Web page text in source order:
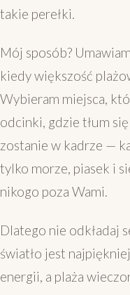
takie perełki.
Mój sposób?
kiedy większość
Wybieram miejsca,
odcinki, gdzie tłum
zostanie w kadrze —
tylko morze, piasek i
nikogo poza Wami.
Dlatego nie odkładaj
światło jest
energii, a plaża